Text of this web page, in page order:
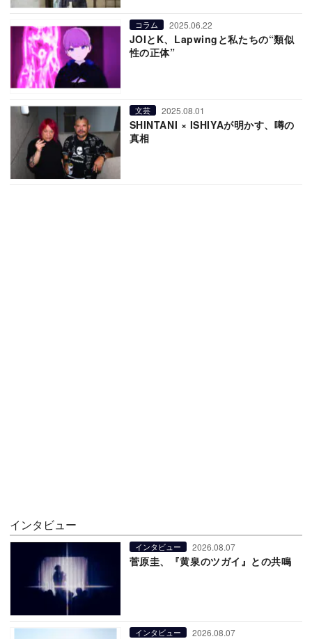
コラム 2025.06.22
JOIとK、Lapwingと私たちの“類似
性の正体”
文芸 2025.08.01
SHINTANI × ISHIYAが明かす、噂の
真相
インタビュー
インタビュー 2026.08.07
菅原圭、『黄泉のツガイ』との共鳴
インタビュー 2026.08.07